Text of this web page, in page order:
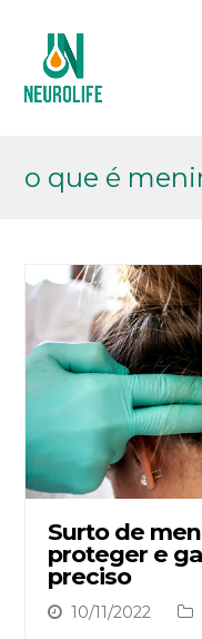
o que é
Surto de
proteger e
preciso
10/11/2022